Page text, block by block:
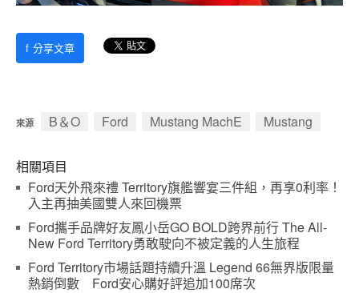
f 分享文章
來源 B＆O Ford Mustang MachE Mustang
相關項目
Ford天外飛來禮 Territory旗艦響宴三件組，再享0利率！
入主再抽美國雙人來回機票
Ford攜手品牌好友鳳小岳GO BOLD跨界前行 The All-
New Ford Territory勇敢駛向不被定義的人生旅程
Ford Territory市場話題持續升溫 Legend 66無界版限量
熱銷倒數 Ford安心購好評追加100席次